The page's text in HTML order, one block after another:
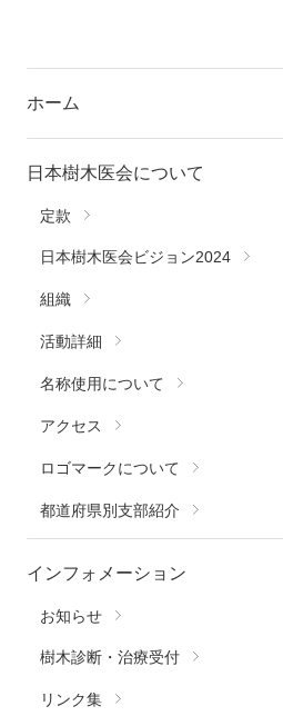
ホーム
日本樹木医会について
定款
日本樹木医会ビジョン2024
組織
活動詳細
名称使用について
アクセス
ロゴマークについて
都道府県別支部紹介
インフォメーション
お知らせ
樹木診断・治療受付
リンク集